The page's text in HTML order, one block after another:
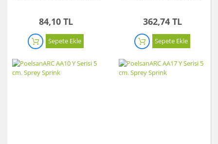
84,10 TL
Sepete Ekle
362,74 TL
Sepete Ekle